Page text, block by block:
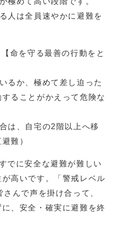
人は全員速やかに避難を
【命を守る最善の行動をと
るか、極めて差し迫った
ることがかえって危険な
は、自宅の2階以上へ移
難）
でに安全な避難が難しい
高いです。「警戒レベル
んで声を掛け合って、
、安全・確実に避難を終